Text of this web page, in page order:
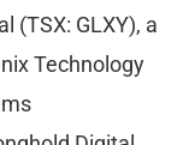
(TSX: GLXY), a
Technology